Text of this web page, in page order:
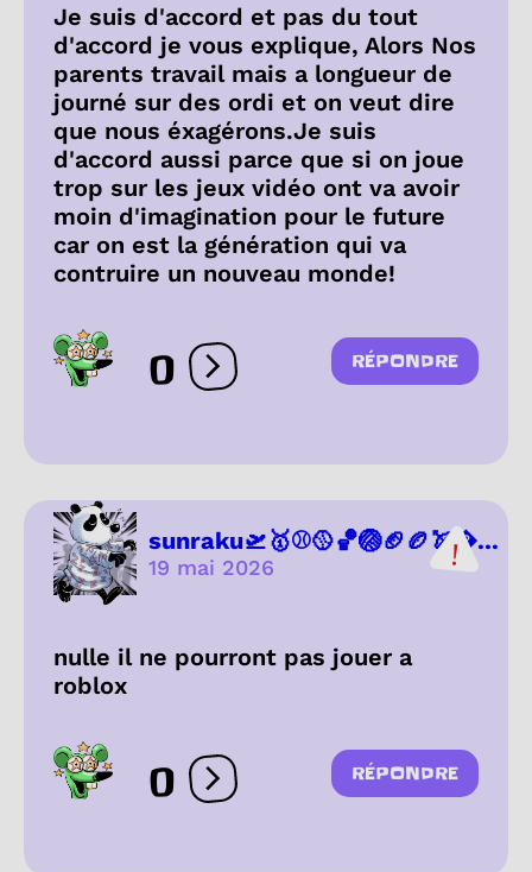
Je suis d'accord et pas du tout
d'accord je vous explique, Alors Nos
parents travail mais a longueur de
journé sur des ordi et on veut dire
que nous éxagérons.Je suis
d'accord aussi parce que si on joue
trop sur les jeux vidéo ont va avoir
moin d'imagination pour le future
car on est la génération qui va
contruire un nouveau monde!
0 Ouvrir les réactions
RÉPONDRE
sunraku🛫🥇⚾🥎🏀🏐🏈🏉🏹...
19 mai 2026
nulle il ne pourront pas jouer a
roblox
0 Ouvrir les réactions
RÉPONDRE